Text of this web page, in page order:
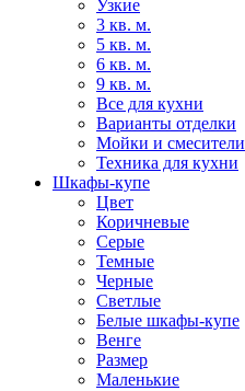
Узкие
3 кв. м.
5 кв. м.
6 кв. м.
9 кв. м.
Все для кухни
Варианты отделки
Мойки и смесители
Техника для кухни
Шкафы-купе
Цвет
Коричневые
Серые
Темные
Черные
Светлые
Белые шкафы-купе
Венге
Размер
Маленькие